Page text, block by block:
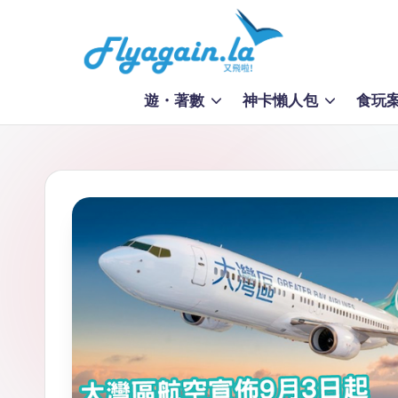
飛
啦
！
Fl
遊・著數 神卡懶人包 食玩